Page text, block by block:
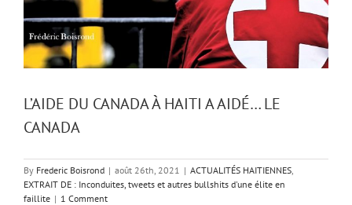
L’AIDE DU CANADA À HAITI A AIDÉ… LE
CANADA
By Frederic Boisrond | août 26th, 2021 | ACTUALITÉS HAITIENNES
EXTRAIT DE : Inconduites, tweets et autres bullshits d'une élite en
faillite | 1 Comment